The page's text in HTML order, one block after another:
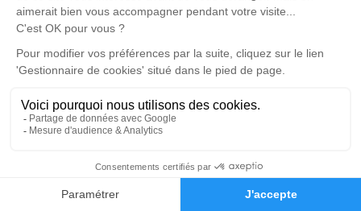
Faire-part Hommages
mémoire de Nathalie BIASOTTO.
Un service de plantation d’arbre hommage est
disponible ici.
Je rends hommage
Cérémonie religieuse
jeudi 12 septembre 2024 à 11h00
Église de Seysses